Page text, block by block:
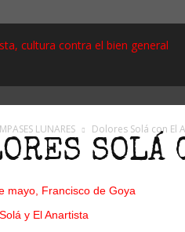
LUNARES Dolores Solá con El
SOLÁ